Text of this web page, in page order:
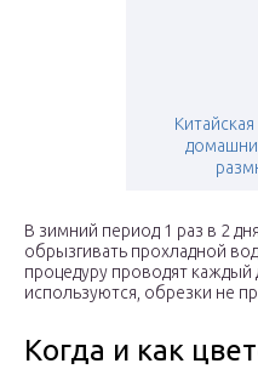
В зимний период 1 раз в 2
обрызгивать прохладной
процедуру проводят каждый
используются, обрезки не
Когда и как